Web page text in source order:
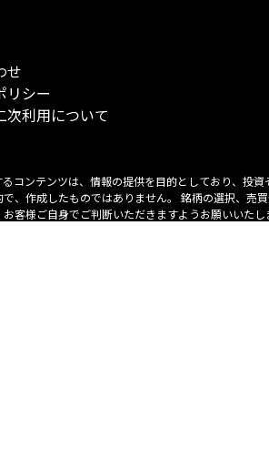
せ
リシー
次利用について
コンテンツは、情報の提供を目的としており、投資
、作成したものではありません。 銘柄の選択、売
客様ご自身でご判断いただきますようお願いいたし